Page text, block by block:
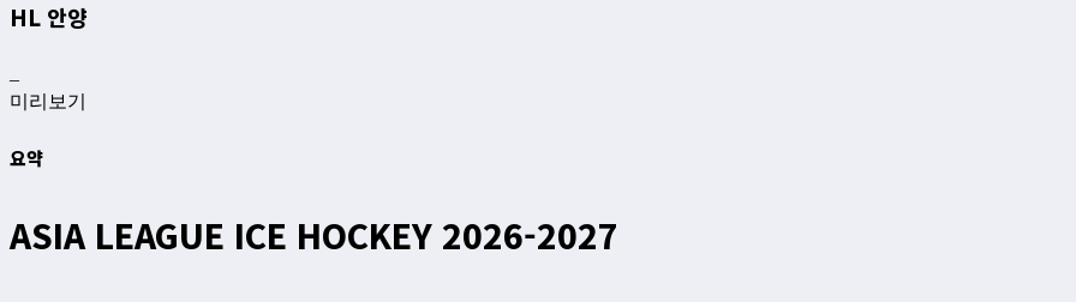
HL 안양
–
미리보기
요약
ASIA LEAGUE ICE HOCKEY 2026-2027